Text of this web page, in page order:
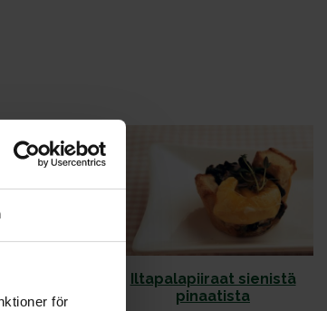
för
Iltapalapiiraat sienistä
pinaatista